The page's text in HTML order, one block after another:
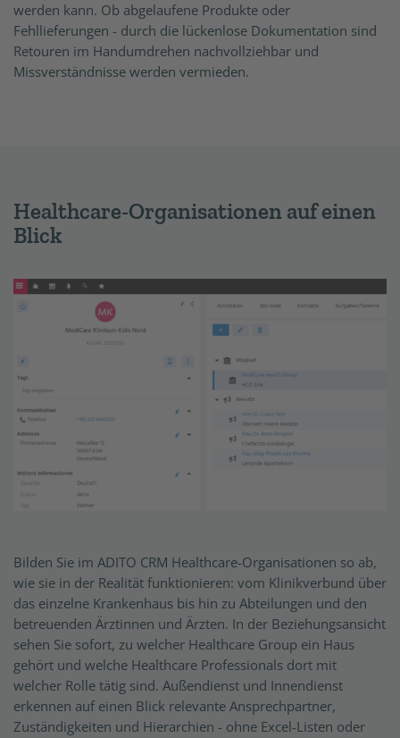
werden kann. Ob abgelaufene Produkte oder
Fehllieferungen - durch die lückenlose Dokumentation sind
Retouren im Handumdrehen nachvollziehbar und
Missverständnisse werden vermieden.
Healthcare-Organisationen auf einen
Blick
Bilden Sie im ADITO CRM Healthcare-Organisationen so ab,
wie sie in der Realität funktionieren: vom Klinikverbund über
das einzelne Krankenhaus bis hin zu Abteilungen und den
betreuenden Ärztinnen und Ärzten. In der Beziehungsansicht
sehen Sie sofort, zu welcher Healthcare Group ein Haus
gehört und welche Healthcare Professionals dort mit
welcher Rolle tätig sind. Außendienst und Innendienst
erkennen auf einen Blick relevante Ansprechpartner,
Zuständigkeiten und Hierarchien - ohne Excel-Listen oder